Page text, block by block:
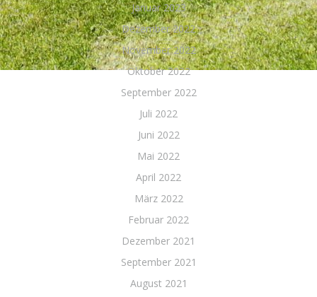
Januar 2023
Dezember 2022
November 2022
Oktober 2022
September 2022
Juli 2022
Juni 2022
Mai 2022
April 2022
März 2022
Februar 2022
Dezember 2021
September 2021
August 2021